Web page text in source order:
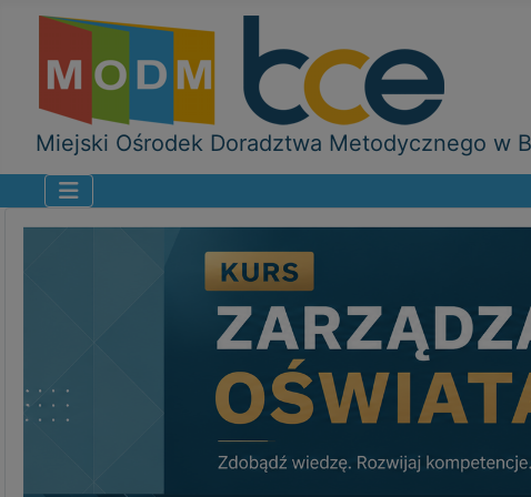
Miejski Ośrodek Doradztwa Metodycznego w